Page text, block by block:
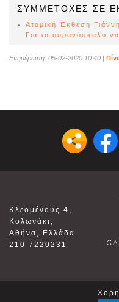
ΣΥΜΜΕΤΟΧΕΣ ΣΕ
Ατομική Έκθεση
Για το ουρανόσκαλο
Ενημέρωση: 05-02-2020 10:40 |
Κλεομένους 4,
Κολωνάκι,
Αθήνα, Ελλάδα
210 7220231